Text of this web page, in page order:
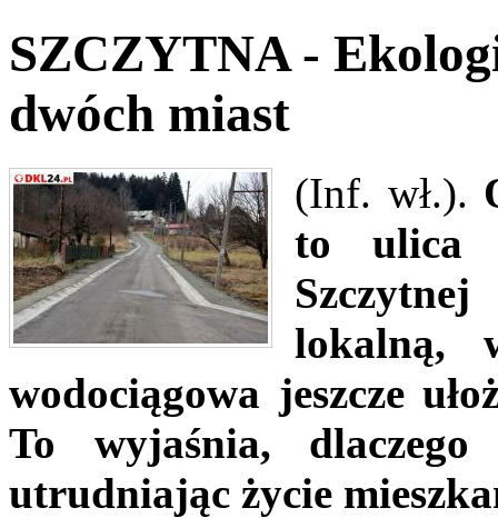
SZCZYTNA -
dwóch miast
(Inf. wł.).
to ulica
lokalną,
wodociągowa jeszcze
To wyjaśnia,
utrudniając życie